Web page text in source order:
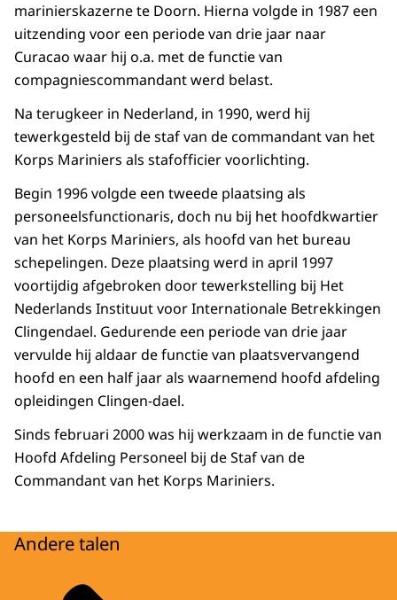
marinierskazerne te Doorn. Hierna volgde in 1987 een
uitzending voor een periode van drie jaar naar
Curacao waar hij o.a. met de functie van
compagniescommandant werd belast.
Na terugkeer in Nederland, in 1990, werd hij
tewerkgesteld bij de staf van de commandant van het
Korps Mariniers als stafofficier voorlichting.
Begin 1996 volgde een tweede plaatsing als
personeelsfunctionaris, doch nu bij het hoofdkwartier
van het Korps Mariniers, als hoofd van het bureau
schepelingen. Deze plaatsing werd in april 1997
voortijdig afgebroken door tewerkstelling bij Het
Nederlands Instituut voor Internationale Betrekkingen
Clingendael. Gedurende een periode van drie jaar
vervulde hij aldaar de functie van plaatsvervangend
hoofd en een half jaar als waarnemend hoofd afdeling
opleidingen Clingen-dael.
Sinds februari 2000 was hij werkzaam in de functie van
Hoofd Afdeling Personeel bij de Staf van de
Commandant van het Korps Mariniers.
Andere talen